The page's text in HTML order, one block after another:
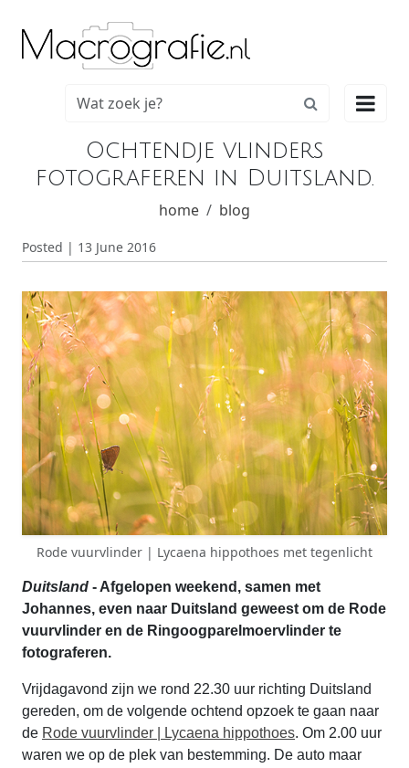

Ochtendje vlinders
fotograferen in Duitsland.
home blog
Posted | 13 June 2016
Rode vuurvlinder | Lycaena hippothoes met tegenlicht
Duitsland - Afgelopen weekend, samen met
Johannes, even naar Duitsland geweest om de Rode
vuurvlinder en de Ringoogparelmoervlinder te
fotograferen.
Vrijdagavond zijn we rond 22.30 uur richting Duitsland
gereden, om de volgende ochtend opzoek te gaan naar
de Rode vuurvlinder | Lycaena hippothoes. Om 2.00 uur
waren we op de plek van bestemming. De auto maar